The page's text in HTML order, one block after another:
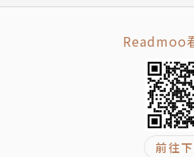
Readmoo
前往